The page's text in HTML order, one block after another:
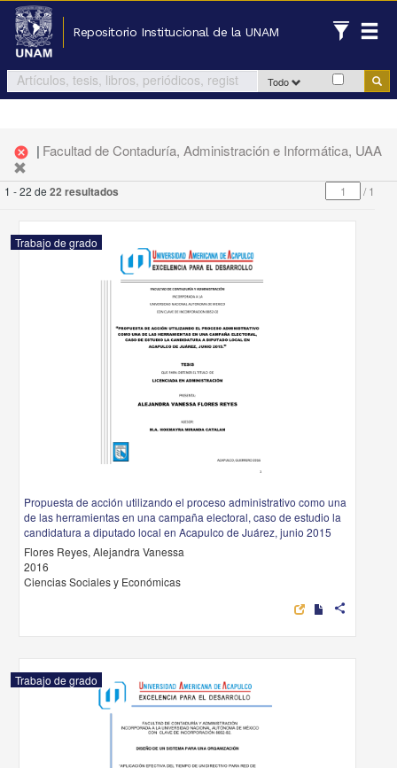
Repositorio Institucional de la UNAM
Todo
cancel | Facultad de Contaduría, Administración e Informática, UAA
1 - 22 de 22 resultados /1
Trabajo de grado
Propuesta de acción utilizando el proceso administrativo como una
de las herramientas en una campaña electoral, caso de estudio la
candidatura a diputado local en Acapulco de Juárez, junio 2015
Flores Reyes, Alejandra Vanessa
2016
Ciencias Sociales y Económicas
share
Trabajo de grado